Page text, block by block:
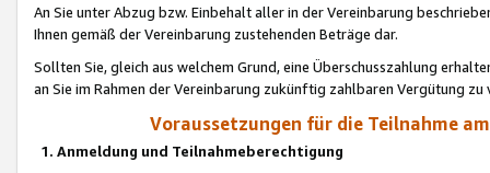
An Sie unter Abzug bzw. Einbehalt aller in der Vereinbarung
Ihnen gemäß der Vereinbarung zustehenden Beträge dar.
Sollten Sie, gleich aus welchem Grund, eine Überschusszahlung
an Sie im Rahmen der Vereinbarung zukünftig zahlbaren Vergütung zu
Voraussetzungen für die Teilnahme
1. Anmeldung und Teilnahmeberechtigung